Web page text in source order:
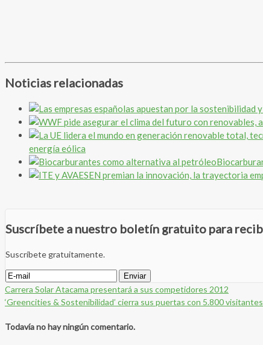
Noticias relacionadas
energía eólica
Suscríbete a nuestro boletín gratuito para
Suscríbete gratuitamente.
Carrera Solar Atacama presentará a sus competidores 2012
‘Greencities & Sostenibilidad’ cierra sus puertas con 5.800 visitantes
Todavía no hay ningún comentario.